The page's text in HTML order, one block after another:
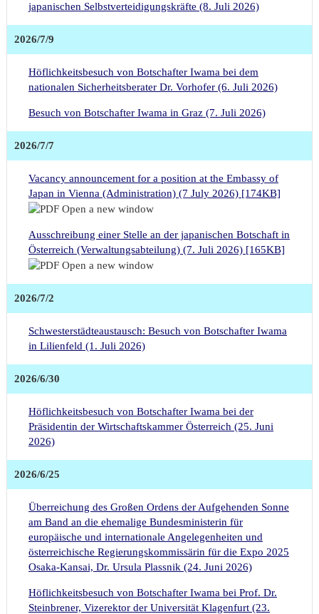
japanischen Selbstverteidigungskräfte (8. Juli 2026)
2026/7/9
Höflichkeitsbesuch von Botschafter Iwama bei dem
nationalen Sicherheitsberater Dr. Vorhofer (6. Juli 2026)
Besuch von Botschafter Iwama in Graz (7. Juli 2026)
2026/7/7
Vacancy announcement for a position at the Embassy of
Japan in Vienna (Administration) (7 July 2026) [174KB]
Ausschreibung einer Stelle an der japanischen Botschaft in
Österreich (Verwaltungsabteilung) (7. Juli 2026) [165KB]
2026/7/2
Schwesterstädteaustausch: Besuch von Botschafter Iwama
in Lilienfeld (1. Juli 2026)
2026/6/30
Höflichkeitsbesuch von Botschafter Iwama bei der
Präsidentin der Wirtschaftskammer Österreich (25. Juni
2026)
2026/6/25
Überreichung des Großen Ordens der Aufgehenden Sonne
am Band an die ehemalige Bundesministerin für
europäische und internationale Angelegenheiten und
österreichische Regierungskommissärin für die Expo 2025
Osaka-Kansai, Dr. Ursula Plassnik (24. Juni 2026)
Höflichkeitsbesuch von Botschafter Iwama bei Prof. Dr.
Steinbrener, Vizerektor der Universität Klagenfurt (23.